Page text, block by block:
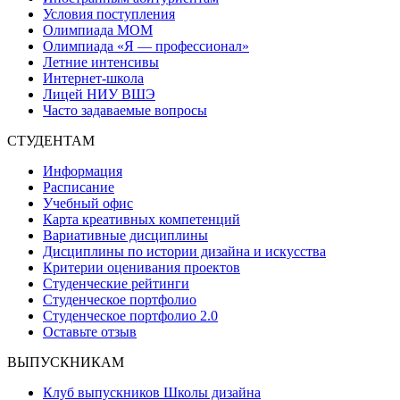
Условия поступления
Олимпиада МОМ
Олимпиада «Я — профессионал»
Летние интенсивы
Интернет-школа
Лицей НИУ ВШЭ
Часто задаваемые вопросы
СТУДЕНТАМ
Информация
Расписание
Учебный офис
Карта креативных компетенций
Вариативные дисциплины
Дисциплины по истории дизайна и искусства
Критерии оценивания проектов
Студенческие рейтинги
Студенческое портфолио
Студенческое портфолио 2.0
Оставьте отзыв
ВЫПУСКНИКАМ
Клуб выпускников Школы дизайна